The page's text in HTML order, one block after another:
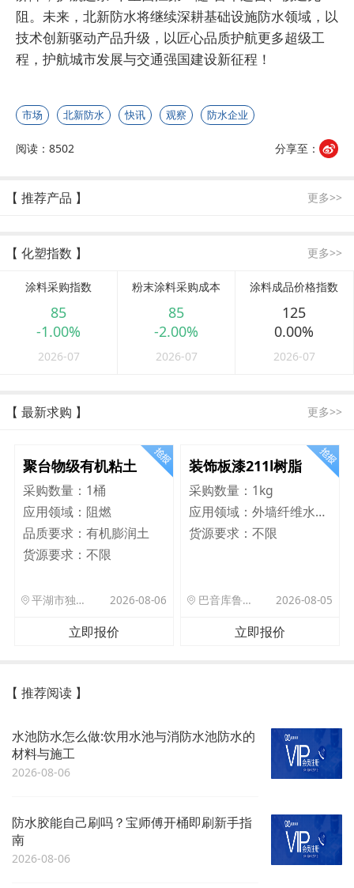
阻。未来，北新防水将继续深耕基础设施防水领域，以
技术创新驱动产品升级，以匠心品质护航更多超级工
程，护航城市发展与交通强国建设新征程！
市场 北新防水 快讯 观察 防水企业
阅读：8502 分享至：
【 推荐产品 】 更多>>
【 化塑指数 】 更多>>
涂料采购指数
85
-1.00%
2026-07
粉末涂料采购成本
85
-2.00%
2026-07
涂料成品价格指数
125
0.00%
2026-07
【 最新求购 】 更多>>
聚台物级有机粘土
采购数量： 1桶
应用领域： 阻燃
品质要求： 有机膨润土
货源要求： 不限
平湖市独山港镇集港路 589 号 2026-08-06
立即报价
装饰板漆211l树脂
采购数量： 1kg
应用领域：
外墙纤维水泥板
货源要求：不限
巴音库鲁提镇,托帕口岸六号库房 2026-08-05
立即报价
【 推荐阅读 】
水池防水怎么做:饮用水池与消防水池防水的
材料与施工
2026-08-06
防水胶能自己刷吗？宝师傅开桶即刷新手指
南
2026-08-06